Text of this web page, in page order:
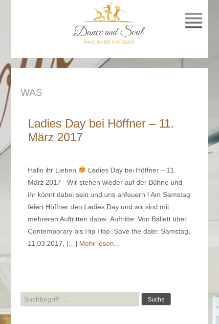
SPRUNG
WAS
Ladies Day bei Höffner – 11.
März 2017
Hallo ihr Lieben
Ladies Day bei Höffner – 11.
März 2017 Wir stehen wieder auf der Bühne und
ihr könnt dabei sein und uns anfeuern ! Am Samstag
feiert Höffner den Ladies Day und wir sind mit
mehreren Auftritten dabei. Auftritte: Von Ballett über
Contemporary bis Hip Hop. Save the date: Samstag,
11.03.2017, […] Mehr lesen...
Suche
nach: